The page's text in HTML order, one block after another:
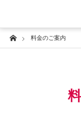
Home料金のご案内
メニュー
フリーランス